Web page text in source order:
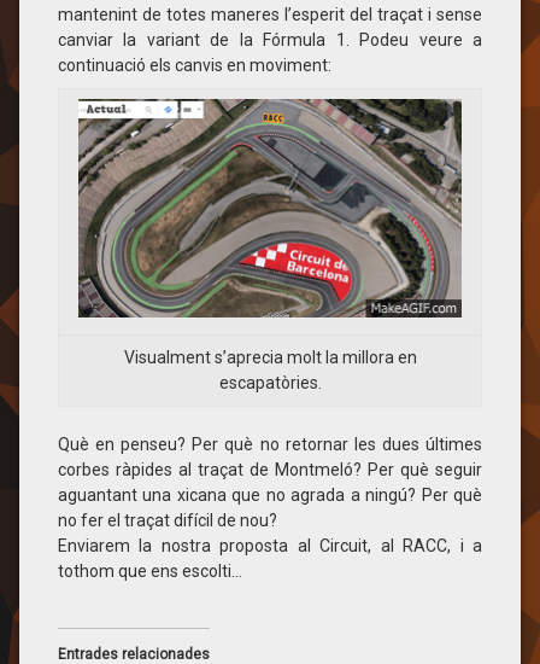
mantenint de totes maneres l’esperit del traçat i sense
canviar la variant de la Fórmula 1. Podeu veure a
continuació els canvis en moviment:
Visualment s’aprecia molt la millora en
escapatòries.
Què en penseu? Per què no retornar les dues últimes
corbes ràpides al traçat de Montmeló? Per què seguir
aguantant una xicana que no agrada a ningú? Per què
no fer el traçat difícil de nou?
Enviarem la nostra proposta al Circuit, al RACC, i a
tothom que ens escolti…
Entrades relacionades